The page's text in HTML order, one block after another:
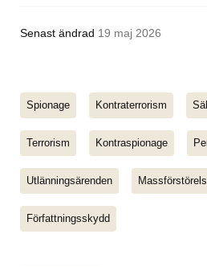
Senast ändrad 19 maj 2026
Spionage Kontraterrorism
Terrorism Kontraspionage
Utlänningsärenden
Författningsskydd